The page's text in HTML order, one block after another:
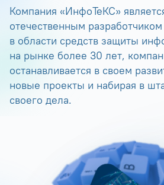
Компания «ИнфоТеКС»
отечественным
в области средств защиты
на рынке более 30 лет,
останавливается в своем
новые проекты и набирая в
своего дела.